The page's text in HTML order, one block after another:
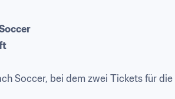
Soccer, bei dem zwei Tickets für die